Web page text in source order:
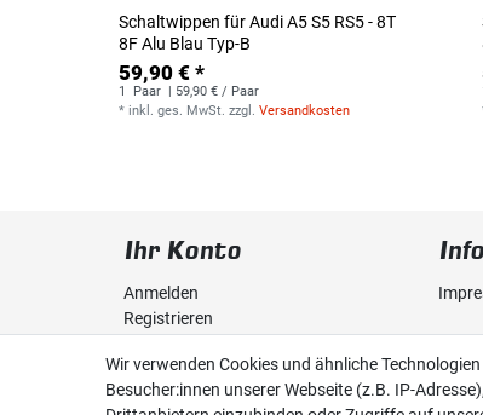
Schaltwippen für Audi A5 S5 RS5 - 8T
8F Alu Blau Typ-B
59,90 € *
1 Paar
| 59,90 € / Paar
* inkl. ges. MwSt. zzgl.Versandkosten
Ihr Konto
Anmelden
Registrieren
Warenkorb
AGB
Wir verwenden Cookies und ähnliche
Besucher:innen unserer Webseite (z.B. IP-